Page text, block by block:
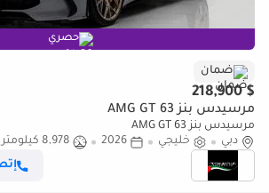
حصري
ضمان
$ 218,900
مرسيدس بنز AMG GT 63
مرسيدس بنز AMG GT 63
دبي
خليجي 2026
8,978 كيلومتر